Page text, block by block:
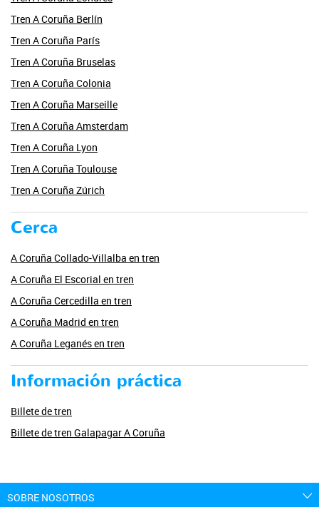
Tren A Coruña Berlín
Tren A Coruña París
Tren A Coruña Bruselas
Tren A Coruña Colonia
Tren A Coruña Marseille
Tren A Coruña Amsterdam
Tren A Coruña Lyon
Tren A Coruña Toulouse
Tren A Coruña Zúrich
Cerca
A Coruña Collado-Villalba en tren
A Coruña El Escorial en tren
A Coruña Cercedilla en tren
A Coruña Madrid en tren
A Coruña Leganés en tren
Información práctica
Billete de tren
Billete de tren Galapagar A Coruña
SOBRE NOSOTROS